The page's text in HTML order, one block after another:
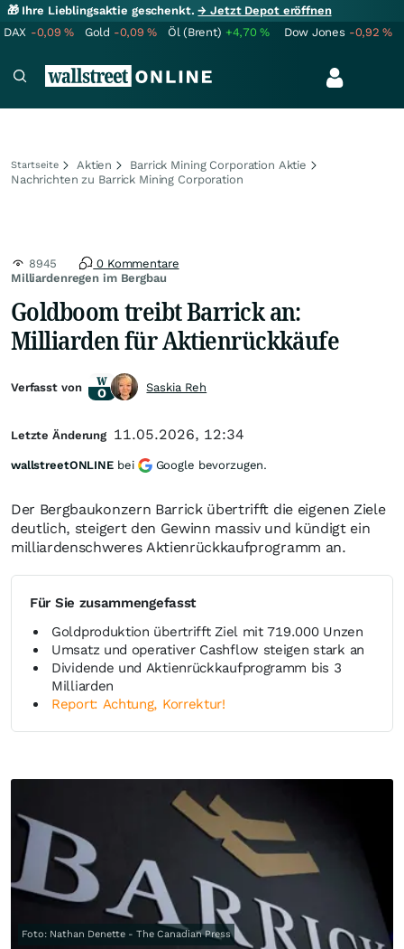
🎁 Ihre Lieblingsaktie geschenkt.→ Jetzt Depot eröffnen
DAX -0,09% Gold -0,09% Öl (Brent) +4,70% Dow Jones -0,92%
Startseite Aktien
Barrick Mining Corporation Aktie
Nachrichten zu Barrick Mining Corporation
Milliardenregen im Bergbau
8945 0 Kommentare
Goldboom treibt Barrick an:
Milliarden für Aktienrückkäufe
Der Bergbaukonzern Barrick übertrifft die eigenen Ziele
deutlich, steigert den Gewinn massiv und kündigt ein
milliardenschweres Aktienrückkaufprogramm an.
Für Sie zusammengefasst
Goldproduktion übertrifft Ziel mit 719.000 Unzen
Umsatz und operativer Cashflow steigen stark an
Dividende und Aktienrückkaufprogramm bis 3
Milliarden
Report: Achtung, Korrektur!
Foto: Nathan Denette - The Canadian Press
Verfasst von Saskia Reh
Letzte Änderung 11.05.2026, 12:34
wallstreetONLINE bei Google bevorzugen.